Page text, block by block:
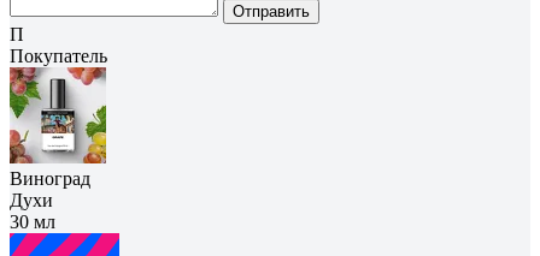
Отправить
П
Покупатель
Виноград
Духи
30 мл